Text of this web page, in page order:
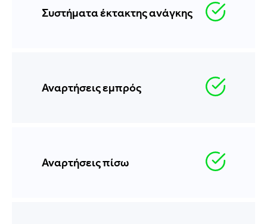
Συστήματα έκτακτης ανάγκης
Αναρτήσεις εμπρός
Αναρτήσεις πίσω